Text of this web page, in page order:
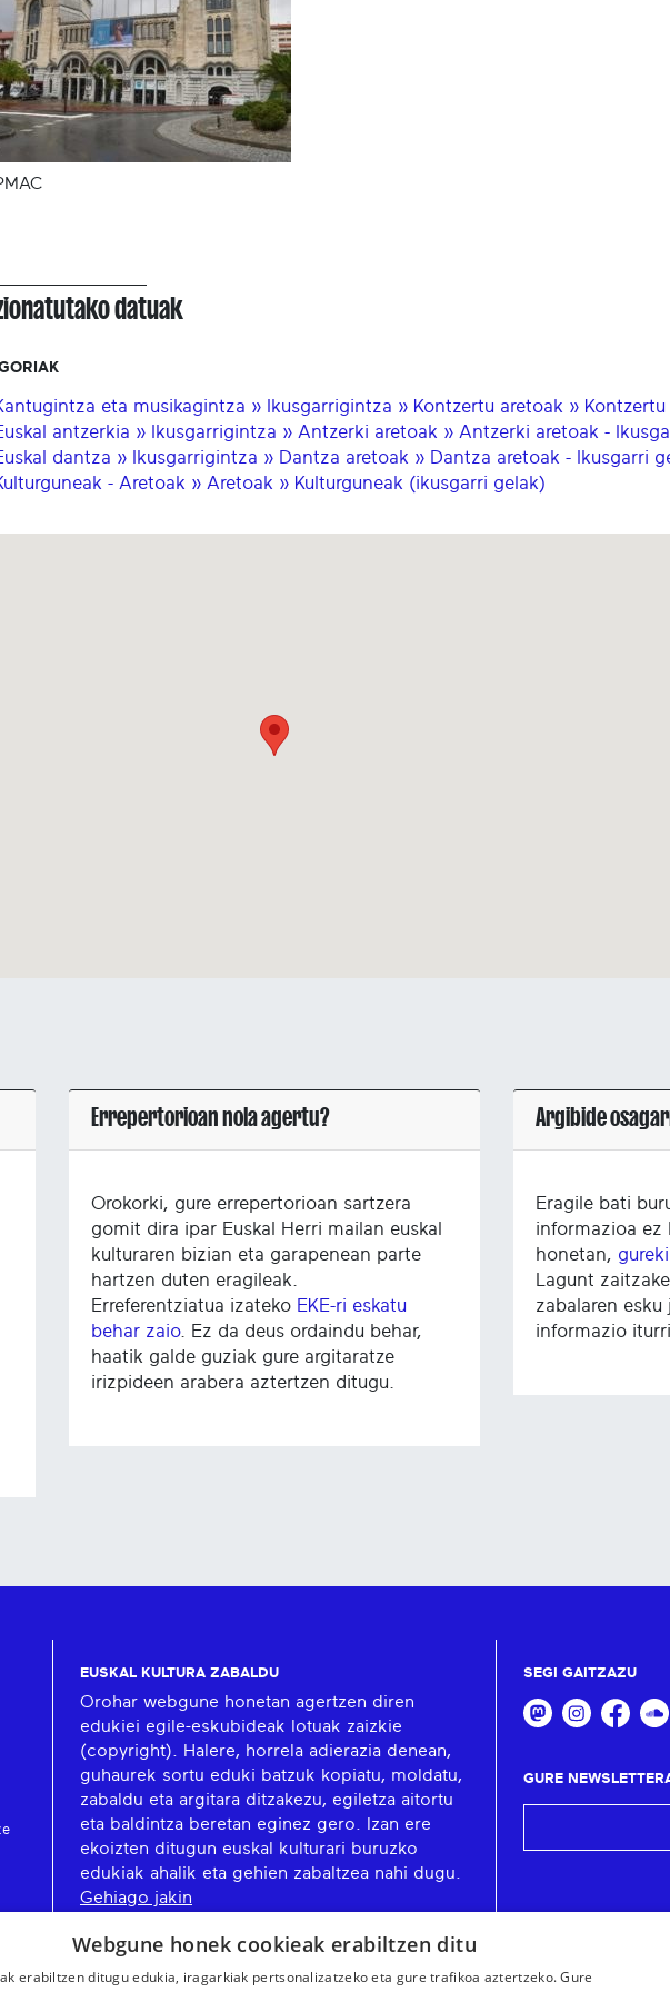
datuak
eta musikagintza » Ikusgarrigintza » Kontzertu aretoak »
antzerkia » Ikusgarrigintza » Antzerki aretoak » Antzerki aretoak -
dantza » Ikusgarrigintza » Dantza aretoak » Dantza aretoak - Ikusgarri
- Aretoak » Aretoak » Kulturguneak (ikusgarri gelak)
Errepertorioan nola agertu?
Orokorki, gure errepertorioan sartzera
gomit dira ipar Euskal Herri mailan euskal
kulturaren bizian eta garapenean parte
hartzen duten eragileak.
Erreferentziatua izateko EKE-ri eskatu
behar zaio. Ez da deus ordaindu behar,
haatik galde guziak gure argitaratze
irizpideen arabera aztertzen ditugu.
Argibide
Eragile bati
informazioa ez
honetan,
Lagunt
zabalaren
informazio
EUSKAL KULTURA ZABALDU
Orohar webgune honetan agertzen diren
edukiei egile-eskubideak lotuak zaizkie
(copyright). Halere, horrela adierazia denean,
guhaurek sortu eduki batzuk kopiatu, moldatu,
zabaldu eta argitara ditzakezu, egiletza aitortu
eta baldintza beretan eginez gero. Izan ere
ekoizten ditugun euskal kulturari buruzko
edukiak ahalik eta gehien zabaltzea nahi dugu.
Gehiago jakin
SEGI GAITZAZU
GURE
Webgune honek cookieak erabiltzen ditu
erabiltzen ditugu edukia, iragarkiak pertsonalizatzeko eta gure trafikoa aztertzeko. Gure